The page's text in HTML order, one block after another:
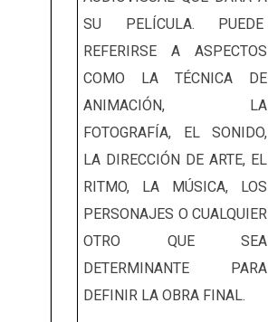
SU PELÍCULA. PUEDE
REFERIRSE A ASPECTOS
COMO LA TÉCNICA DE
ANIMACIÓN, LA
FOTOGRAFÍA, EL SONIDO,
LA DIRECCIÓN DE ARTE, EL
RITMO, LA MÚSICA, LOS
PERSONAJES O CUALQUIER
OTRO QUE SEA
DETERMINANTE PARA
DEFINIR LA OBRA FINAL.